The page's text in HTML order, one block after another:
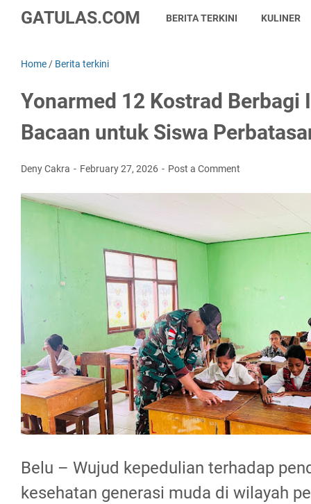
GATULAS.COM BERITA TERKINI KULINER
Home / Berita terkini
Yonarmed 12 Kostrad Berbagi
Bacaan untuk Siswa
Deny Cakra February 27, 2026 Post a Comment
Belu – Wujud kepedulian terhadap
kesehatan generasi muda di wilayah